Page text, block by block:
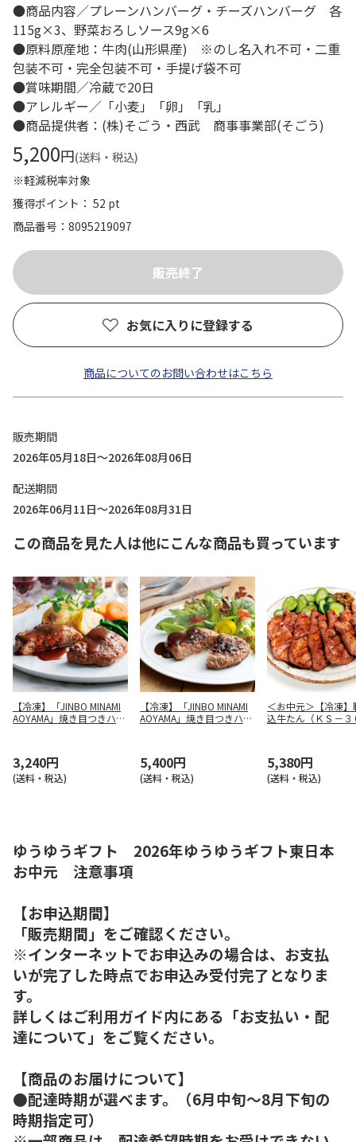
●商品内容／プレーンハンバーグ・チーズハンバーグ 各
115g×3、野菜おろしソース9g×6
●原料原産地：牛肉(山形県産) ※のし名入れ不可・二重
包装不可・完全包装不可・手提げ袋不可
●賞味期間／冷蔵で20日
●アレルギー／「小麦」「卵」「乳」
●商品提供者：(株)そごう・西武 商事事業部(そごう)
5,200円(送料・税込)
※軽減税率対象
獲得ポイント： 52 pt
商品番号
8095219097
お気に入りに登録する
商品についてのお問い合わせはこちら
販売期間
2026年05月18日～2026年08月06日
配送期間
2026年06月11日～2026年08月31日
この商品を見た人は他にこんな商品も買っています
【冷凍】「JINBO MINAMI
AOYAMA」焼き目つきハン
3,240円
(送料・税込)
【冷凍】「JINBO MINAMI
AOYAMA」焼き目つきハン
5,400円
(送料・税込)
＜お中元＞【冷凍】
込牛たん（ＫＳ－３
5,380円
(送料・税込)
ゆうゆうギフト 2026年ゆうゆうギフト東日本
お中元 注意事項
【お申込期間】
「販売期間」をご確認ください。
※インターネットでお申込みの場合は、お支払
いが完了した時点でお申込み受付完了となりま
す。
詳しくはご利用ガイド内にある「お支払い・配
達について」をご覧ください。
【商品のお届けについて】
●配達時期が選べます。（6月中旬～8月下旬の
時期指定可）